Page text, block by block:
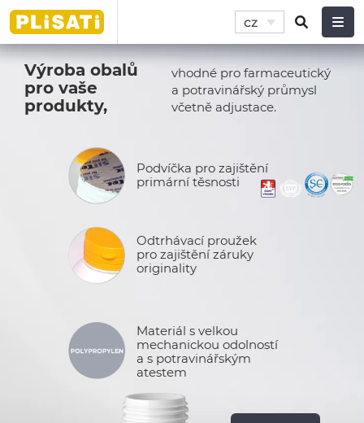
cz
Výroba obalů
pro vaše
produkty,
vhodné pro farmaceutický
a potravinářský průmysl
včetně adjustace.
Podvíčka pro zajištění
primární těsnosti
Odtrhávací proužek
pro zajištění záruky
originality
Materiál s velkou
mechanickou odolností
a s potravinářským
atestem